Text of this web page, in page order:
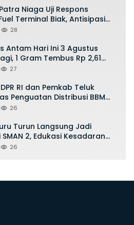
Niaga Uji Respons
Terminal Biak, Antisipasi
dan Tumpahan BBM
28
Antam Hari Ini 3 Agustus
1 Gram Tembus Rp 2,61
27
RI dan Pemkab Teluk
Penguatan Distribusi BBM
26
Turun Langsung Jadi
2, Edukasi Kesadaran
Kekerasan
26